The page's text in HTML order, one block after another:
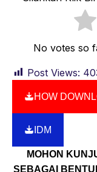
No votes so
Post Views:
HOW
IDM
MOHON
SEBAGAI